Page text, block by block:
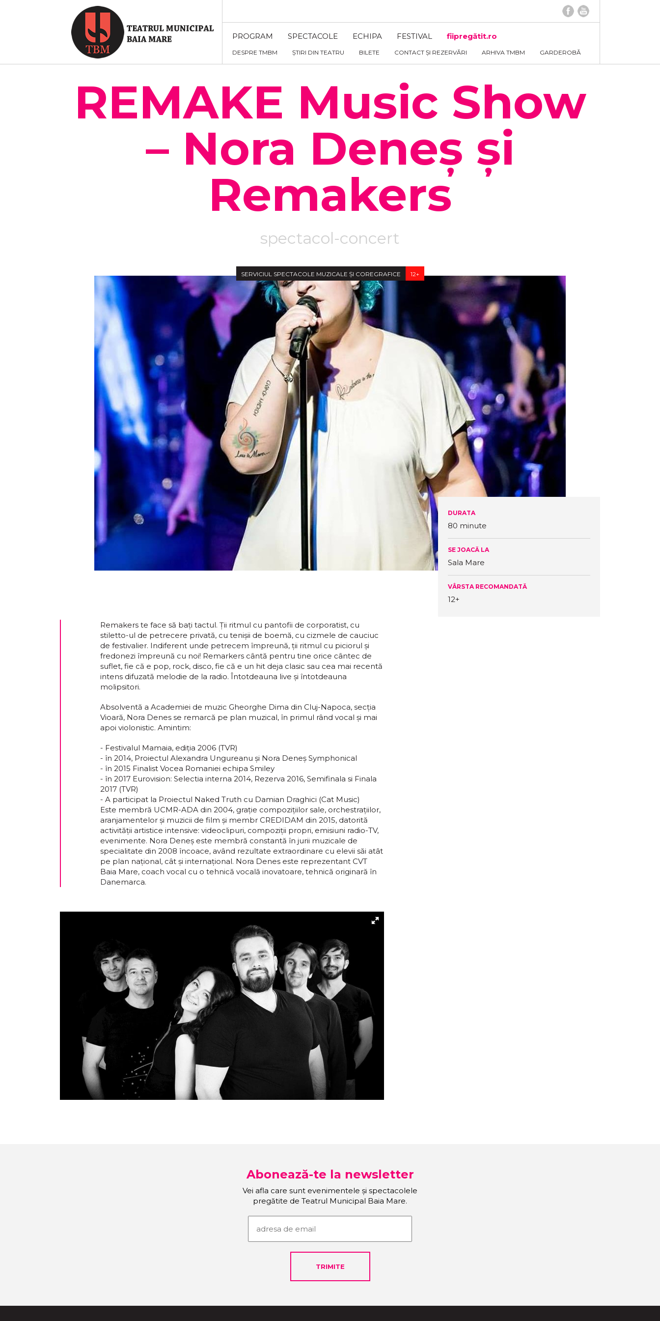
PROGRAM SPECTACOLE ECHIPA FESTIVAL fiipregătit.ro
DESPRE TMBM ȘTIRI DIN TEATRU BILETE CONTACT ȘI REZERVĂRI ARHIVA TMBM GARDEROBĂ
REMAKE Music Show
– Nora Deneș și
Remakers
spectacol-concert
SERVICIUL SPECTACOLE MUZICALE ȘI COREGRAFICE 12+
Remakers te face să bați tactul. Ții ritmul cu pantofii de corporatist, cu
stiletto-ul de petrecere privată, cu tenișii de boemă, cu cizmele de cauciuc
de festivalier. Indiferent unde petrecem împreună, ții ritmul cu piciorul și
fredonezi împreună cu noi! Remarkers cântă pentru tine orice cântec de
suflet, fie că e pop, rock, disco, fie că e un hit deja clasic sau cea mai recentă
intens difuzată melodie de la radio. Întotdeauna live și întotdeauna
molipsitori.
Absolventă a Academiei de muzic Gheorghe Dima din Cluj-Napoca, secția
Vioară, Nora Denes se remarcă pe plan muzical, în primul rând vocal și mai
apoi violonistic. Amintim:
- Festivalul Mamaia, ediția 2006 (TVR)
- în 2014, Proiectul Alexandra Ungureanu și Nora Deneș Symphonical
- în 2015 Finalist Vocea Romaniei echipa Smiley
- în 2017 Eurovision: Selectia interna 2014, Rezerva 2016, Semifinala si Finala
2017 (TVR)
- A participat la Proiectul Naked Truth cu Damian Draghici (Cat Music)
Este membră UCMR-ADA din 2004, grație compozițiilor sale, orchestrațiilor,
aranjamentelor și muzicii de film și membr CREDIDAM din 2015, datorită
activității artistice intensive: videoclipuri, compoziții propri, emisiuni radio-TV,
evenimente. Nora Deneș este membră constantă în jurii muzicale de
specialitate din 2008 încoace, având rezultate extraordinare cu elevii săi atât
pe plan național, cât și internațional. Nora Denes este reprezentant CVT
Baia Mare, coach vocal cu o tehnică vocală inovatoare, tehnică originară în
Danemarca.
DURATA
80 minute
SE JOACĂ LA
Sala Mare
VÂRSTA RECOMANDATĂ
12+
Abonează-te la newsletter
Vei afla care sunt evenimentele și spectacolele
pregătite de Teatrul Municipal Baia Mare.